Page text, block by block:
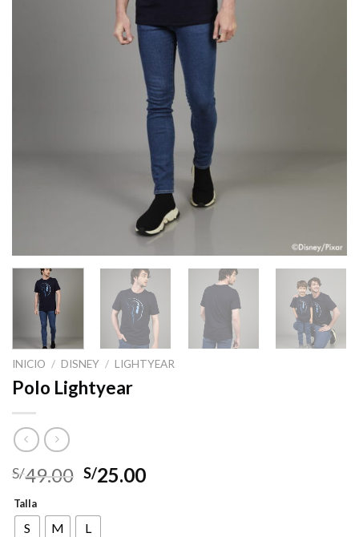
INICIO / DISNEY / LIGHTYEAR
Polo Lightyear
S/49.00 S/25.00
Talla
S M L